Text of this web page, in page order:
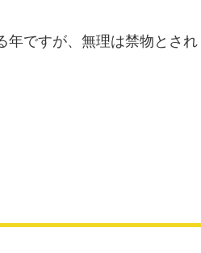
年ですが、無理は禁物とされ